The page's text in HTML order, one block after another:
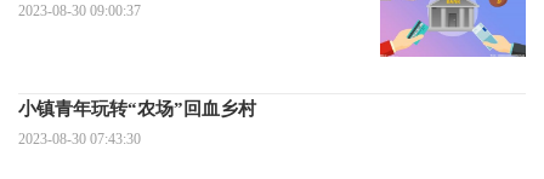
2023-08-30 09:00:37
小镇青年玩转“农场”回血乡村
2023-08-30 07:43:30